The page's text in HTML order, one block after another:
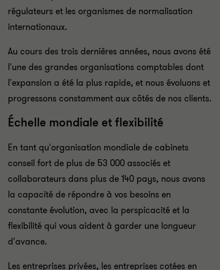
régulateurs et les organismes de normalisation
internationaux.
Au cours des trois dernières années, nous avons été
l'une des grandes organisations comptables dont
l'expansion a été la plus rapide, et nous évoluons et
progressons constamment aux côtés de nos clients.
Échelle mondiale et flexibilité
En tant qu'organisation mondiale de cabinets
conseil fort de plus de 53 000 associés et
collaborateurs dans plus de 140 pays, nous avons
la capacité de répondre à vos besoins en
constante évolution, avec la perspicacité et la
flexibilité qui vous aident à garder une longueur
d'avance.
Les entreprises privées, les entreprises cotées en